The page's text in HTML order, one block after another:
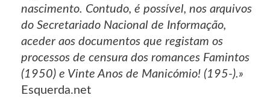
nascimento. Contudo, é possível, nos arquivos
do Secretariado Nacional de Informação,
aceder aos documentos que registam os
processos de censura dos romances Famintos
(1950) e Vinte Anos de Manicómio! (195-).»
Esquerda.net